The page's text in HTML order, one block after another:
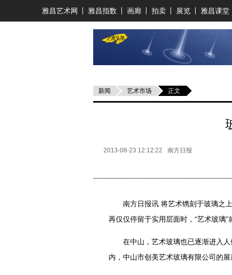
雅昌艺术网 雅昌指数 画廊 拍卖 展览 雅昌课堂
新闻 艺术市场 正文
2013-08-23 12:12:22 南方日报
南方日报讯 将艺术镌刻于玻璃之上
再仅仅停留于实用层面时，“艺术玻璃
在中山，艺术玻璃也已逐渐进入人
内，中山市创美艺术玻璃有限公司的